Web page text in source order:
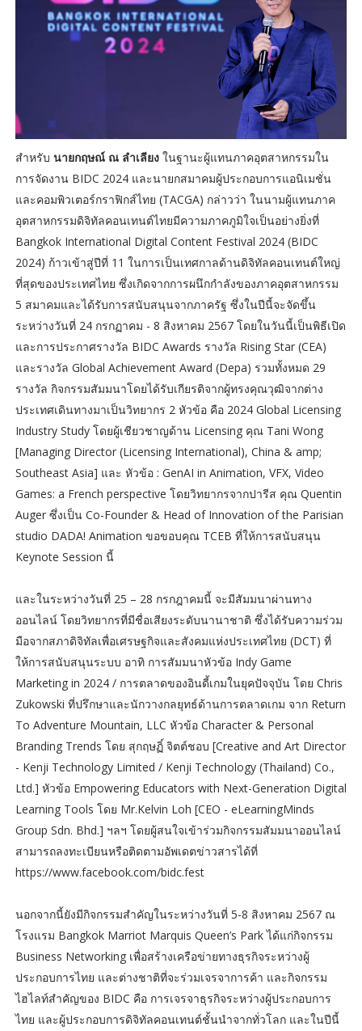
สำหรับ นายกฤษณ์ ณ ลำเลียงในฐานะผู้แทนภาคอุตสาหกรรมใน
การจัดงาน BIDC 2024 และนายกสมาคมผู้ประกอบการแอนิเมชั่น
และคอมพิวเตอร์กราฟิกส์ไทย (TACGA) กล่าวว่า ในนามผู้แทนภาค
อุตสาหกรรมดิจิทัลคอนเทนต์ไทยมีความภาคภูมิใจเป็นอย่างยิ่งที่
Bangkok International Digital Content Festival 2024 (BIDC
2024) ก้าวเข้าสู่ปีที่ 11 ในการเป็นเทศกาลด้านดิจิทัลคอนเทนต์ใหญ่
ที่สุดของประเทศไทย ซึ่งเกิดจากการผนึกกำลังของภาคอุตสาหกรรม
5 สมาคมและได้รับการสนับสนุนจากภาครัฐ ซึ่งในปีนี้จะจัดขึ้น
ระหว่างวันที่ 24 กรกฏาคม - 8 สิงหาคม 2567 โดยในวันนี้เป็นพิธีเปิด
และการประกาศรางวัล BIDC Awards รางวัล Rising Star (CEA)
และรางวัล Global Achievement Award (Depa) รวมทั้งหมด 29
รางวัล กิจกรรมสัมมนาโดยได้รับเกียรติจากผู้ทรงคุณวุฒิจากต่าง
ประเทศเดินทางมาเป็นวิทยากร 2 หัวข้อ คือ 2024 Global Licensing
Industry Study โดยผู้เชียวชาญด้าน Licensing คุณ Tani Wong
[Managing Director (Licensing International), China & amp;
Southeast Asia] และ หัวข้อ : GenAI in Animation, VFX, Video
Games: a French perspective โดยวิทยากรจากปารีส คุณ Quentin
Auger ซึ่งเป็น Co-Founder & Head of Innovation of the Parisian
studio DADA! Animation ขอขอบคุณ TCEB ที่ให้การสนับสนุน
Keynote Session นี้
และในระหว่างวันที่ 25 – 28 กรกฎาคมนี้ จะมีสัมมนาผ่านทาง
ออนไลน์ โดยวิทยากรที่มีชื่อเสียงระดับนานาชาติ ซึ่งได้รับความร่วม
มือจากสภาดิจิทัลเพื่อเศรษฐกิจและสังคมแห่งประเทศไทย (DCT) ที่
ให้การสนับสนุนระบบ อาทิ การสัมมนาหัวข้อ Indy Game
Marketing in 2024 / การตลาดของอินดี้เกมในยุคปัจจุบัน โดย Chris
Zukowski ที่ปรึกษาและนักวางกลยุทธ์ด้านการตลาดเกม จาก Return
To Adventure Mountain, LLC หัวข้อ Character & Personal
Branding Trends โดย สุกฤษฏิ์ จิตต์ชอบ [Creative and Art Director
- Kenji Technology Limited / Kenji Technology (Thailand) Co.,
Ltd.] หัวข้อ Empowering Educators with Next-Generation Digital
Learning Tools โดย Mr.Kelvin Loh [CEO - eLearningMinds
Group Sdn. Bhd.] ฯลฯ โดยผู้สนใจเข้าร่วมกิจกรรมสัมมนาออนไลน์
สามารถลงทะเบียนหรือติดตามอัพเดตข่าวสารได้ที่
https://www.facebook.com/bidc.fest
นอกจากนี้ยังมีกิจกรรมสำคัญในระหว่างวันที่ 5-8 สิงหาคม 2567 ณ
โรงแรม Bangkok Marriot Marquis Queen’s Park ได้แก่กิจกรรม
Business Networking เพื่อสร้างเครือข่ายทางธุรกิจระหว่างผู้
ประกอบการไทย และต่างชาติที่จะร่วมเจรจาการค้า และกิจกรรม
ไฮไลท์สำคัญของ BIDC คือ การเจรจาธุรกิจระหว่างผู้ประกอบการ
ไทย และผู้ประกอบการดิจิทัลคอนเทนต์ชั้นนำจากทั่วโลก และในปีนี้